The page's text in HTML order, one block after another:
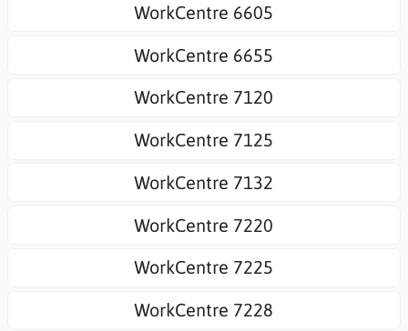
WorkCentre 6605
WorkCentre 6655
WorkCentre 7120
WorkCentre 7125
WorkCentre 7132
WorkCentre 7220
WorkCentre 7225
WorkCentre 7228